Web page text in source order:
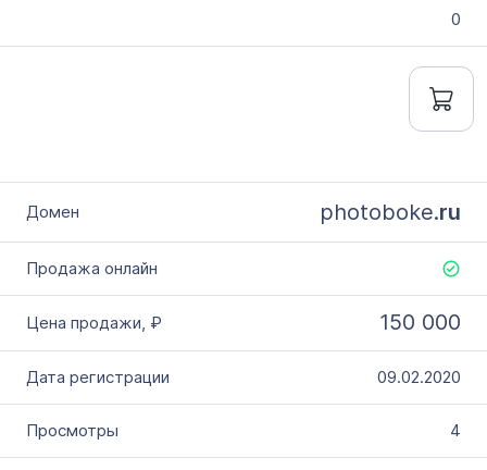
0
photoboke.ru
150 000
09.02.2020
4